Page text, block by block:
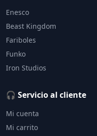
Enesco
Beast Kingdom
Fariboles
Funko
Iron Studios
🎧 Servicio al cliente
Mi cuenta
Mi carrito